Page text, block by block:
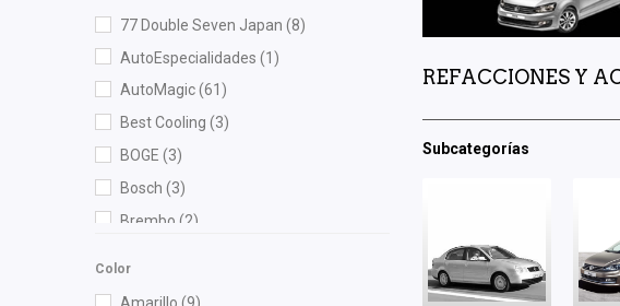
77 Double Seven Japan (8)
AutoEspecialidades (1)
AutoMagic(61)
Best Cooling (3)
BOGE (3)
Bosch (3)
Brembo (2)
Color
Amarillo (9)
REFACCIONES Y
Subcategorías